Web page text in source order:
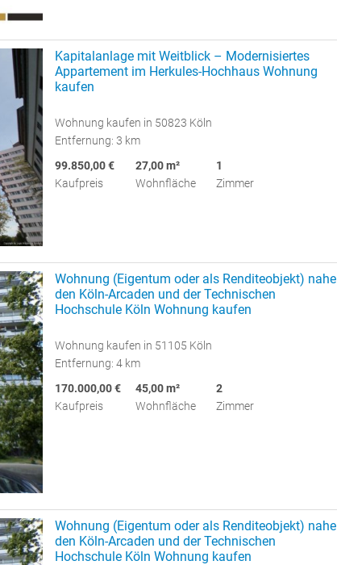
Kapitalanlage mit Weitblick – Modernisiertes
Appartement im Herkules-Hochhaus Wohnung
kaufen
Wohnung kaufen in 50823 Köln
Entfernung: 3 km
99.850,00 €
Kaufpreis
27,00 m²
Wohnfläche
1
Zimmer
Wohnung (Eigentum oder als Renditeobjekt) nahe
den Köln-Arcaden und der Technischen
Hochschule Köln Wohnung kaufen
Wohnung kaufen in 51105 Köln
Entfernung: 4 km
170.000,00 €
Kaufpreis
45,00 m²
Wohnfläche
2
Zimmer
Wohnung (Eigentum oder als Renditeobjekt) nahe
den Köln-Arcaden und der Technischen
Hochschule Köln Wohnung kaufen